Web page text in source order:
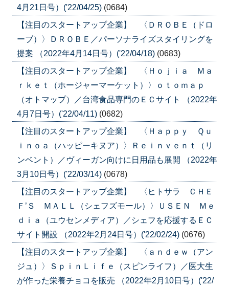
4月21日号）('22/04/25) (0684)
【注目のスタートアップ企業】 〈ＤＲＯＢＥ（ドロ
ーブ）〉ＤＲＯＢＥ／パーソナライズスタイリングを
提案 （2022年4月14日号）('22/04/18) (0683)
【注目のスタートアップ企業】 〈Ｈｏｊｉａ Ｍａ
ｒｋｅｔ（ホージャーマーケット）〉ｏｔｏｍａｐ
（オトマップ）／台湾食品専門のＥＣサイト （2022年
4月7日号）('22/04/11) (0682)
【注目のスタートアップ企業】 〈Ｈａｐｐｙ Ｑｕ
ｉｎｏａ（ハッピーキヌア）〉Ｒｅｉｎｖｅｎｔ（リ
ンベント）／ヴィーガン向けに日用品も展開 （2022年
3月10日号）('22/03/14) (0678)
【注目のスタートアップ企業】 〈ヒトサラ ＣＨＥ
Ｆ’Ｓ ＭＡＬＬ（シェフズモール）〉ＵＳＥＮ Ｍｅ
ｄｉａ（ユウセンメディア）／シェフを応援するＥＣ
サイト開設 （2022年2月24日号）('22/02/24) (0676)
【注目のスタートアップ企業】 〈ａｎｄｅｗ（アン
ジュ）〉ＳｐｉｎＬｉｆｅ（スピンライフ）／医大生
が作った栄養チョコを販売 （2022年2月10日号）('22/